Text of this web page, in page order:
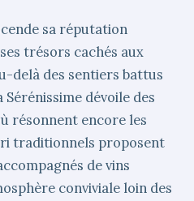
sa réputation
trésors cachés aux
delà des sentiers battus
dévoile des
résonnent encore les
traditionnels proposent
de vins
conviviale loin des